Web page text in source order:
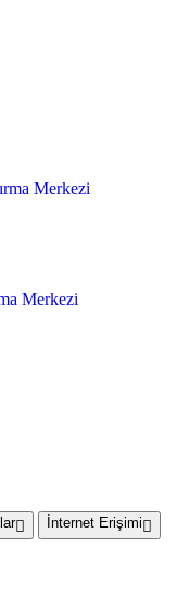
Merkezi
Merkezi
İnternet Erişimi